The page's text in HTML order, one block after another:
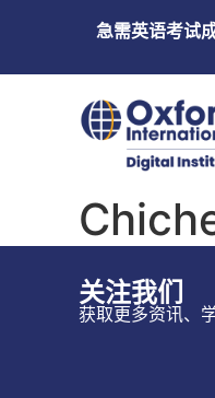
急需英语考试成
关注我们
获取更多资讯、